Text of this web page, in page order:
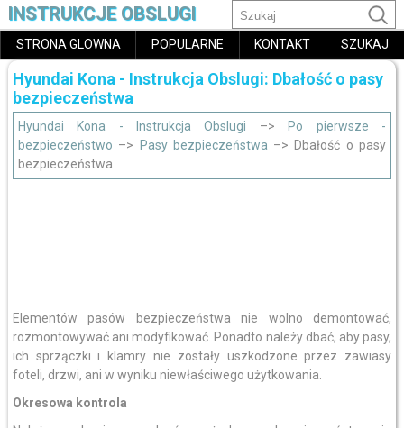
INSTRUKCJE OBSLUGI
STRONA GLOWNA POPULARNE KONTAKT SZUKAJ
Hyundai Kona - Instrukcja Obslugi: Dbałość o pasy
bezpieczeństwa
Hyundai Kona - Instrukcja Obslugi –>
Po pierwsze -
bezpieczeństwo –> Pasy bezpieczeństwa –> Dbałość o pasy
bezpieczeństwa
Elementów pasów bezpieczeństwa nie wolno demontować,
rozmontowywać ani modyfikować. Ponadto należy dbać, aby pasy,
ich sprzączki i klamry nie zostały uszkodzone przez zawiasy
foteli, drzwi, ani w wyniku niewłaściwego użytkowania.
Okresowa kontrola